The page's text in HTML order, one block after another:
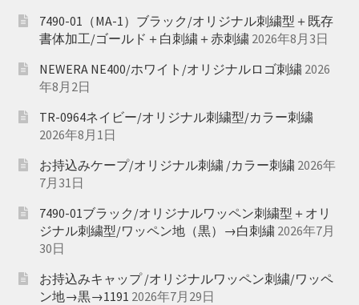
7490-01（MA-1）ブラック/オリジナル刺繍型＋既存
書体加工/ゴールド＋白刺繍＋赤刺繍 2026年8月3日
NEWERA NE400/ホワイト/オリジナルロゴ刺繍 2026
年8月2日
TR-0964ネイビー/オリジナル刺繍型/カラー刺繍
2026年8月1日
お持込みケープ/オリジナル刺繍 /カラー刺繍 2026年
7月31日
7490-01ブラック/オリジナルワッペン刺繍型＋オリ
ジナル刺繍型/ワッペン地（黒）→白刺繍 2026年7月
30日
お持込みキャップ /オリジナルワッペン刺繍/ワッペ
ン地→黒→1191 2026年7月29日